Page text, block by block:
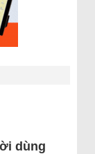
dùng